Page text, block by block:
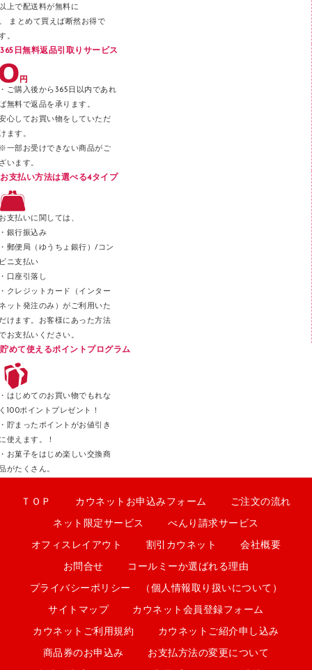
はさみ
テープカッター
その他文具
セロハンテープ
スティックのり
クリップ
カッター
上で配送料が無料に
まとめて買えば断然お得で
。
365日無料返品引取りサービス
ご購入後から365日以内であれ
無料で返品を承ります。
心してお買い物をしていただ
ます。
一部お受けできない商品がご
います。
お支払い方法は選べる4タイプ
支払いに関しては、
銀行振込み
郵便局（ゆうちょ銀行）/コン
ニ支払い
口座引落し
クレジットカード（インター
ット発注のみ）がご利用いた
けます。お客様にあった方法
お支払いください。
貯めて使えるポイントプログラム
はじめてのお買い物でもれな
100ポイントプレゼント！
貯まったポイントがお値引き
使えます。！
お菓子をはじめ楽しい交換商
がたくさん。
ＴＯＰ カウネットお申込みフォーム ご注文の流れ
ネット限定サービス べんり請求サービス
オフィスレイアウト 割引カウネット 会社概要
お問合せ コールミーか選ばれる理由
プライバシーポリシー （個人情報取り扱いについて）
サイトマップ カウネット会員登録フォーム
カウネットご利用規約 カウネットご紹介申し込み
商品券のお申込み お支払方法の変更について